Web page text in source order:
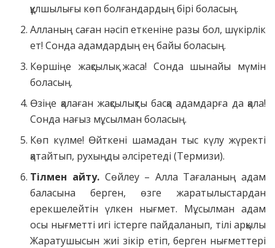
құлшылығы көп болғандардың бірі боласың.
Алланың саған нәсіп еткеніне разы бол, шүкірлік
ет! Сонда адамдардың ең байы боласың.
Көршіңе жақсылық жаса! Сонда шынайы мүмін
боласың.
Өзіңе қалаған жақсылықты басқа адамдарға да қала!
Сонда нағыз мұсылман боласың.
Көп күлме! Өйткені шамадан тыс күлу жүректі
қатайтып, рухыңды әлсіретеді (Термизи).
Тілмен айту.Сөйлеу – Алла Тағаланың адам
баласына берген, өзге жаратылыстардан
ерекшелейтін үлкен нығмет. Мұсылман адам
осы нығметті игі істерге пайдаланып, тілі арқылы
Жаратушысын жиі зікір етіп, берген нығметтері